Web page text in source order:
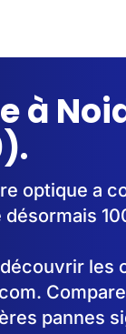
à
optique a
les
pannes